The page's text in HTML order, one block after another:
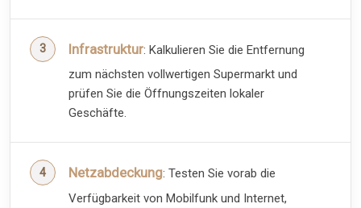
Infrastruktur: Kalkulieren Sie die Entfernung
zum nächsten vollwertigen Supermarkt und
prüfen Sie die Öffnungszeiten lokaler
Geschäfte.
Netzabdeckung: Testen Sie vorab die
Verfügbarkeit von Mobilfunk und Internet,